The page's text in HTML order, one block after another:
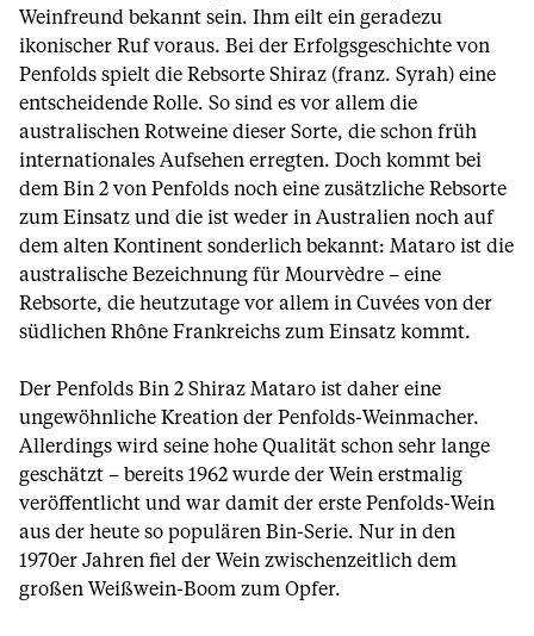
Weinfreund bekannt sein. Ihm eilt ein geradezu
ikonischer Ruf voraus. Bei der Erfolgsgeschichte von
Penfolds spielt die Rebsorte Shiraz (franz. Syrah) eine
entscheidende Rolle. So sind es vor allem die
australischen Rotweine dieser Sorte, die schon früh
internationales Aufsehen erregten. Doch kommt bei
dem Bin 2 von Penfolds noch eine zusätzliche Rebsorte
zum Einsatz und die ist weder in Australien noch auf
dem alten Kontinent sonderlich bekannt: Mataro ist die
australische Bezeichnung für Mourvèdre – eine
Rebsorte, die heutzutage vor allem in Cuvées von der
südlichen Rhône Frankreichs zum Einsatz kommt.
Der Penfolds Bin 2 Shiraz Mataro ist daher eine
ungewöhnliche Kreation der Penfolds-Weinmacher.
Allerdings wird seine hohe Qualität schon sehr lange
geschätzt – bereits 1962 wurde der Wein erstmalig
veröffentlicht und war damit der erste Penfolds-Wein
aus der heute so populären Bin-Serie. Nur in den
1970er Jahren fiel der Wein zwischenzeitlich dem
großen Weißwein-Boom zum Opfer.